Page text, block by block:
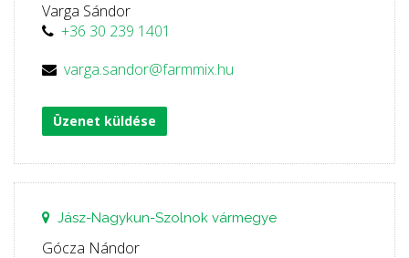
Varga Sándor
+36 30 239 1401
varga.sandor@farmmix.hu
Üzenet küldése
Jász-Nagykun-Szolnok vármegye
Gócza Nándor